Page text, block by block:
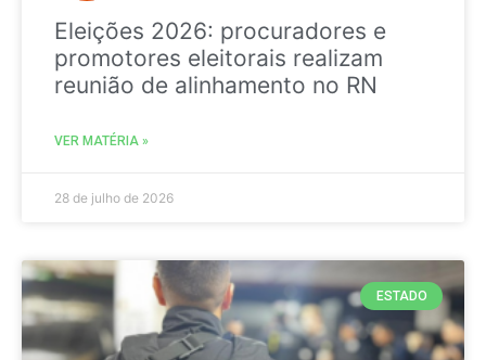
Eleições 2026: procuradores e
promotores eleitorais realizam
reunião de alinhamento no RN
VER MATÉRIA »
28 de julho de 2026
ESTADO